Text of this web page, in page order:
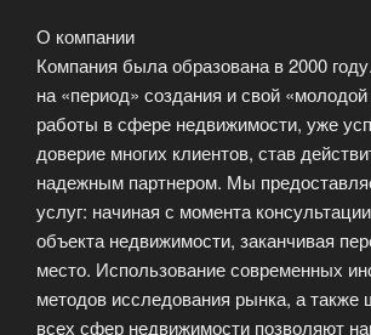
О компании
Компания была образована в 2000
на «период» создания и свой «молодой
работы в сфере недвижимости, уже
доверие многих клиентов, став
надежным партнером. Мы
услуг: начиная с момента
объекта недвижимости, заканчивая
место. Использование современных
методов исследования рынка, а также
всех сфер недвижимости позволяют